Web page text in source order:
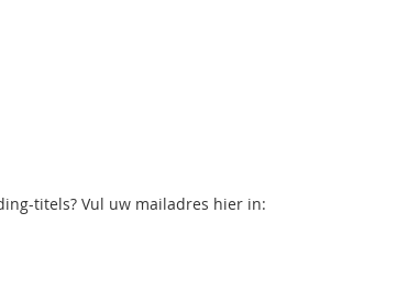
titels? Vul uw mailadres hier in: